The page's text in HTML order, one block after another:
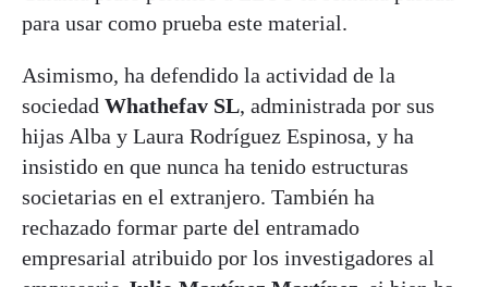
para usar como prueba este material.
Asimismo, ha defendido la actividad de la
sociedad Whathefav SL, administrada por sus
hijas Alba y Laura Rodríguez Espinosa, y ha
insistido en que nunca ha tenido estructuras
societarias en el extranjero. También ha
rechazado formar parte del entramado
empresarial atribuido por los investigadores al